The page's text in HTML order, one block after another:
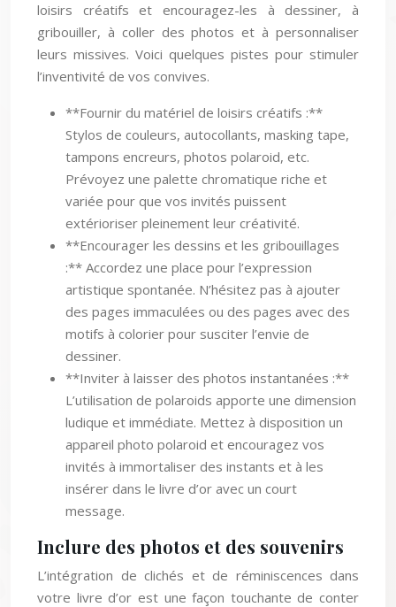
loisirs créatifs et encouragez-les à dessiner, à
gribouiller, à coller des photos et à personnaliser
leurs missives. Voici quelques pistes pour stimuler
l’inventivité de vos convives.
**Fournir du matériel de loisirs créatifs :**
Stylos de couleurs, autocollants, masking tape,
tampons encreurs, photos polaroid, etc.
Prévoyez une palette chromatique riche et
variée pour que vos invités puissent
extérioriser pleinement leur créativité.
**Encourager les dessins et les gribouillages
:** Accordez une place pour l’expression
artistique spontanée. N’hésitez pas à ajouter
des pages immaculées ou des pages avec des
motifs à colorier pour susciter l’envie de
dessiner.
**Inviter à laisser des photos instantanées :**
L’utilisation de polaroids apporte une dimension
ludique et immédiate. Mettez à disposition un
appareil photo polaroid et encouragez vos
invités à immortaliser des instants et à les
insérer dans le livre d’or avec un court
message.
Inclure des photos et des souvenirs
L’intégration de clichés et de réminiscences dans
votre livre d’or est une façon touchante de conter